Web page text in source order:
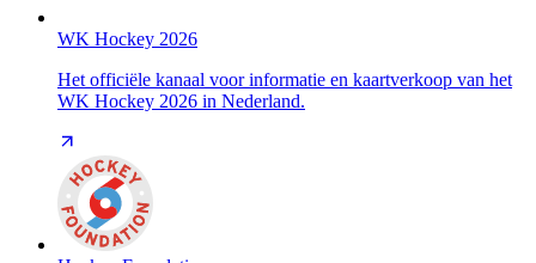
WK Hockey 2026
Het officiële kanaal voor informatie en kaartverkoop van het
WK Hockey 2026 in Nederland.